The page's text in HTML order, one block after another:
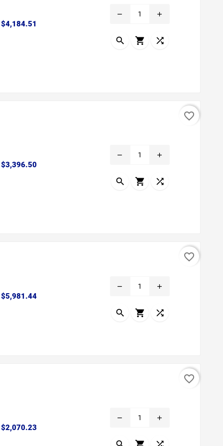
$4,184.51
remove add
  
$3,396.50
remove add
  
favorite_border
$5,981.44Precio
remove add
  
favorite_border
$2,070.23
remove add
favorite_border